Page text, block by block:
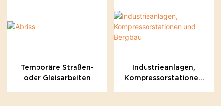
Temporäre Straßen-
oder Gleisarbeiten
Industrieanlagen,
Kompressorstationen